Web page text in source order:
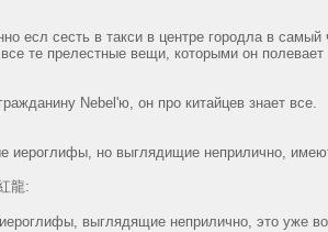
есл сесть в такси в центре городла в
те прелестные вещи, которыми он полевает
Nebel'ю, он про китайцев знает все.
иероглифы, но выглядищие неприлично,
龍:
выглядящие неприлично, это уже